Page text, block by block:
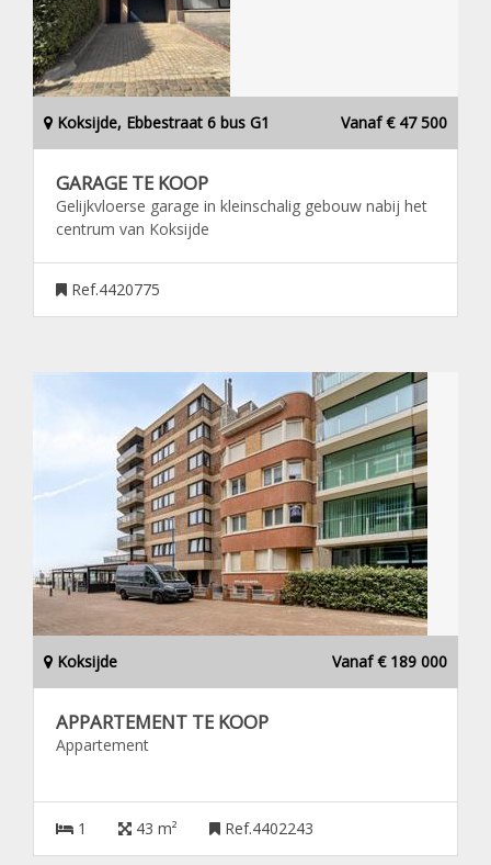
Koksijde, Ebbestraat 6 bus G1 Vanaf € 47 500
GARAGE TE KOOP
Gelijkvloerse garage in kleinschalig gebouw nabij het
centrum van Koksijde
Ref.4420775
Koksijde Vanaf € 189 000
APPARTEMENT TE KOOP
Appartement
1 43 m² Ref.4402243